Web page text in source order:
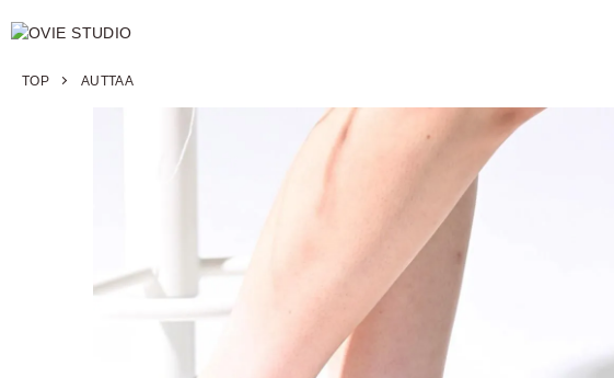
TOP AUTTAA